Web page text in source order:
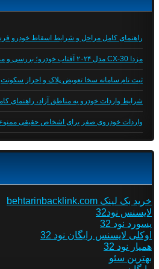
راهنمای کامل مراحل و شرایط اسقاط خودرو فرسوده (14
مزدا CX-30 مدل ۲۰۲۴ آفتاب خودرو؛ بررسی و مشخصات فنی
ثبت نام سامانه سخا تعویض پلاک و احراز سکونت
شرایط واردات خودرو به مناطق آزاد، راهنمای
واردات خودروی صفر برای اشخاص حقیقی
خرید بک لینک behtarinbacklink.com
لایسنس نود32
پسورد نود 32
اوکلی لایسنس رایگان نود 32
همیار نود 32
بهترین سئو